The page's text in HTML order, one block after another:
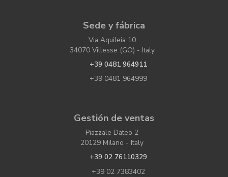
Sede y fábrica
Via Aquileia 10
34070 Villesse (GO) - Italy
+39 0481 964911
+39 0481 964999
Gestión de ventas
Piazzale Dateo 2
20129 Milano - Italy
+39 02 76110329
+39 02 7383402